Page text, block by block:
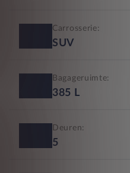
Carrosserie:
SUV
Bagageruimte:
385 L
Deuren:
5